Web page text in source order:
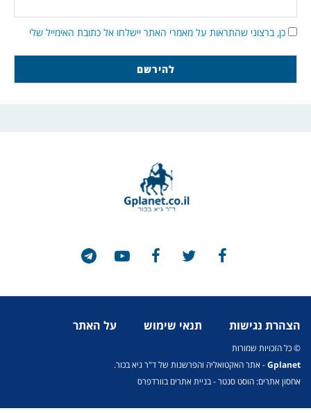
כן, ברצוני שהתראות על מאמרי האתר יישלחו אל כתובת האימייל שלי
נגישות תנאי שימוש על האתר
הזכויות שמורות
- אתר האקטואליה והפרשנות של ד"ר גיא בכור.
אתרים: הוסט סנטר-בניית אתרים בוורדפרס